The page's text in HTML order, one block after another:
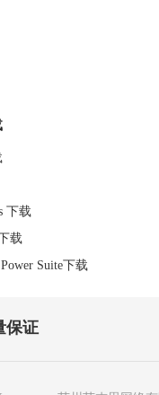
下载
载
Suite下载
保证